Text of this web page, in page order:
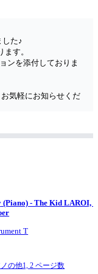
した♪
す。
ンを添付しておりま
気軽にお知らせくだ
labopiano
3124
お願いいたします
方でも弾きやすいよ
(Piano) - The Kid LAROI,
T
ノの他1,2 ページ数